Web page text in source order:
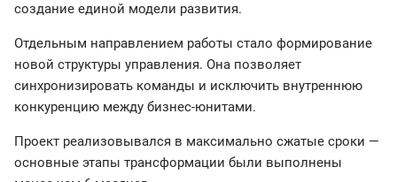
создание единой модели развития.
Отдельным направлением работы стало формирование
новой структуры управления. Она позволяет
синхронизировать команды и исключить внутреннюю
конкуренцию между бизнес-юнитами.
Проект реализовывался в максимально сжатые сроки —
основные этапы трансформации были выполнены